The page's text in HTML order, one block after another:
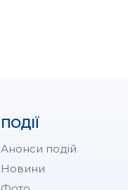
ПОДІЇ
Анонси подій
Новини